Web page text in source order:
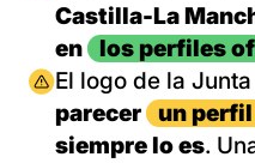
Castilla-La
en
los perfiles
Imagen
El logo de la
parecer
un
siempre lo es.